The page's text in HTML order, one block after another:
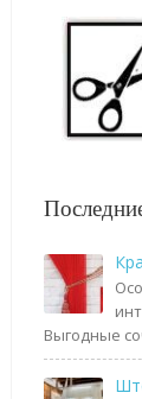
Выгодные